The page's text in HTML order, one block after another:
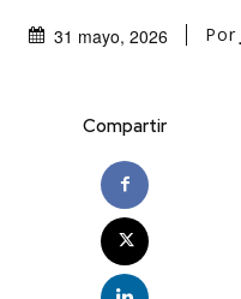
31 mayo, 2026 Por
Compartir